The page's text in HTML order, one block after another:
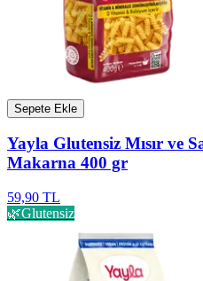
Sepete Ekle
Yayla Glutensiz Mısır ve
Makarna 400 gr
59,90 TL
🌿Glutensiz